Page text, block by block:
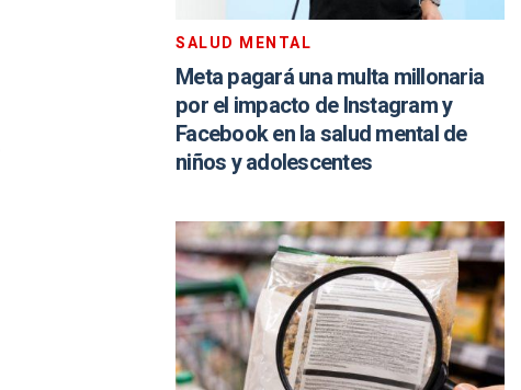
SALUD MENTAL
Meta pagará una multa millonaria
por el impacto de Instagram y
Facebook en la salud mental de
niños y adolescentes